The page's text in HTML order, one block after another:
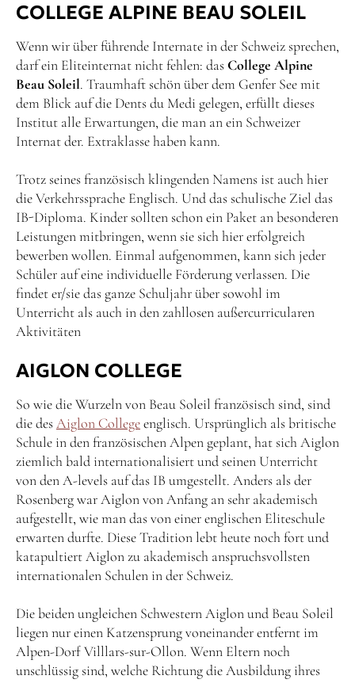
COLLEGE ALPINE BEAU SOLEIL
Wenn wir über führende Internate in der Schweiz sprechen,
darf ein Eliteinternat nicht fehlen: das College Alpine
Beau Soleil. Traumhaft schön über dem Genfer See mit
dem Blick auf die Dents du Medi gelegen, erfüllt dieses
Institut alle Erwartungen, die man an ein Schweizer
Internat der. Extraklasse haben kann.
Trotz seines französisch klingenden Namens ist auch hier
die Verkehrssprache Englisch. Und das schulische Ziel das
IB-Diploma. Kinder sollten schon ein Paket an besonderen
Leistungen mitbringen, wenn sie sich hier erfolgreich
bewerben wollen. Einmal aufgenommen, kann sich jeder
Schüler auf eine individuelle Förderung verlassen. Die
findet er/sie das ganze Schuljahr über sowohl im
Unterricht als auch in den zahllosen außercurricularen
Aktivitäten
AIGLON COLLEGE
So wie die Wurzeln von Beau Soleil französisch sind, sind
die desAiglon Collegeenglisch. Ursprünglich als britische
Schule in den französischen Alpen geplant, hat sich Aiglon
ziemlich bald internationalisiert und seinen Unterricht
von den A-levels auf das IB umgestellt. Anders als der
Rosenberg war Aiglon von Anfang an sehr akademisch
aufgestellt, wie man das von einer englischen Eliteschule
erwarten durfte. Diese Tradition lebt heute noch fort und
katapultiert Aiglon zu akademisch anspruchsvollsten
internationalen Schulen in der Schweiz.
Die beiden ungleichen Schwestern Aiglon und Beau Soleil
liegen nur einen Katzensprung voneinander entfernt im
Alpen-Dorf Villlars-sur-Ollon. Wenn Eltern noch
unschlüssig sind, welche Richtung die Ausbildung ihres